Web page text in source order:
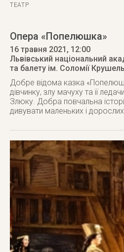
ТЕАТР
Опера «Попелюшка»
16 травня 2021 , 12:00
Львівський національний
та балету ім. Соломії
Добре відома казка
дівчинку, злу мачуху та її
Злюку. Добра повчальна
дивувати маленьких і дорослих